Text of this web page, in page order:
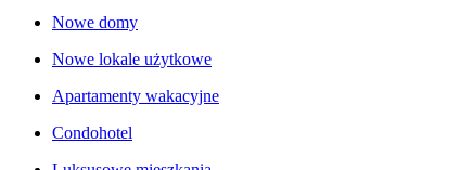
Nowe domy
Nowe lokale użytkowe
Apartamenty wakacyjne
Condohotel